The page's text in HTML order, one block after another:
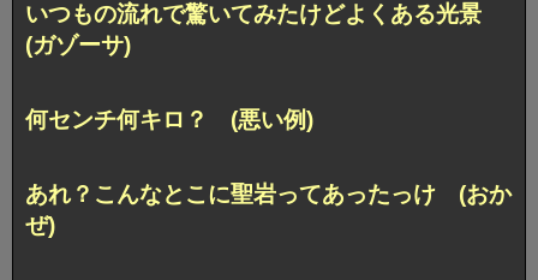
いつもの流れで驚いてみたけどよくある光景
(ガゾーサ)
何センチ何キロ？ (悪い例)
あれ？こんなとこに聖岩ってあったっけ (おか
ぜ)